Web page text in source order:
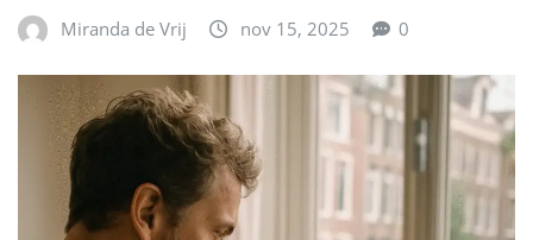
Miranda de Vrij nov 15, 2025 0